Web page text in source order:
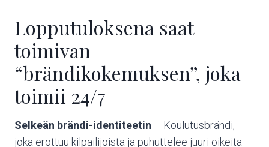
Lopputuloksena saat
toimivan
“brändikokemuksen”, joka
toimii 24/7
Selkeän brändi-identiteetin – Koulutusbrändi,
joka erottuu kilpailijoista ja puhuttelee juuri oikeita